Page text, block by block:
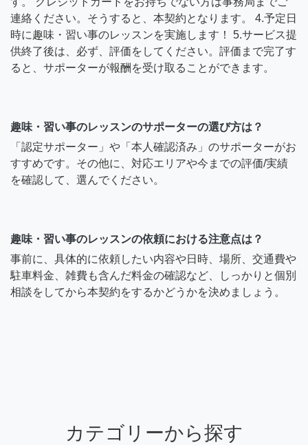
連絡ください。そうすると、本契約となります。 4.予定日
時に趣味・習い事のレッスンを実施します！ 5.サービス提
供終了後は、必ず、評価をしてください。評価まで完了す
ると、サポーターが報酬を受け取ることができます。
趣味・習い事のレッスンのサポーターの選び方は？
「認定サポーター」や「本人確認済み」のサポーターがお
すすめです。その他に、対応エリアや今までの評価/実績
を確認して、選んでください。
趣味・習い事のレッスンの依頼における注意点は？
事前に、具体的に依頼したい内容や日時、場所、交通費や
駐車料金、雑費も含んだ料金の確認など、しっかりと個別
相談をしてから本契約をするかどうかを決めましょう。
カテゴリーから探す